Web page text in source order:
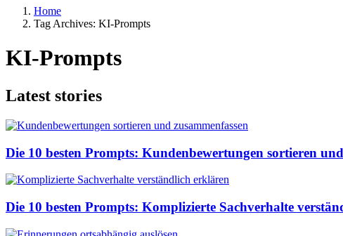
Home
Tag Archives: KI-Prompts
KI-Prompts
Latest stories
Die 10 besten Prompts: Kundenbewertungen sortieren
Die 10 besten Prompts: Komplizierte Sachverhalte